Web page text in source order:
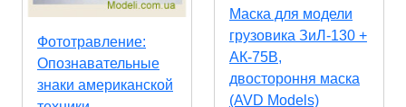
Фототравление:
Опознавательные
знаки американской
Маска для модели
грузовика ЗиЛ-130 +
АК-75В,
двостороння маска
(AVD Models)